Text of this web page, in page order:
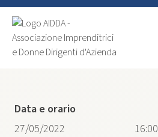
Data e orario
27/05/2022
16:00